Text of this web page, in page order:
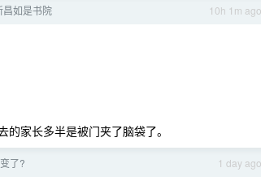
10h 1m ago
昌如是书院
家长多半是被门夹了脑袋了。
1 day ago
了?